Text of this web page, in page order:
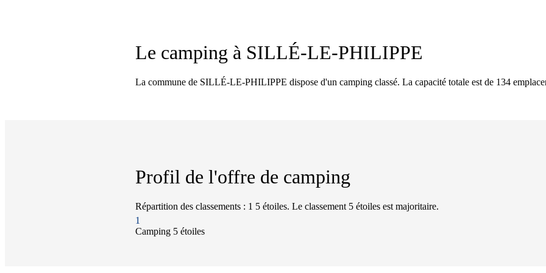
Le camping à SILLÉ-LE-PHILIPPE
La commune de SILLÉ-LE-PHILIPPE dispose d'un camping classé. La capacité totale est de 134
Profil de l'offre de camping
Répartition des classements : 1 5 étoiles. Le classement 5 étoiles est majoritaire.
1
Camping 5 étoiles